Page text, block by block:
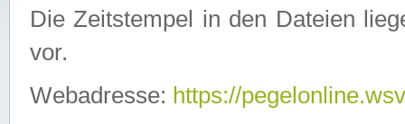
Die Zeitstempel in den Dateien
vor.
Webadresse: https://